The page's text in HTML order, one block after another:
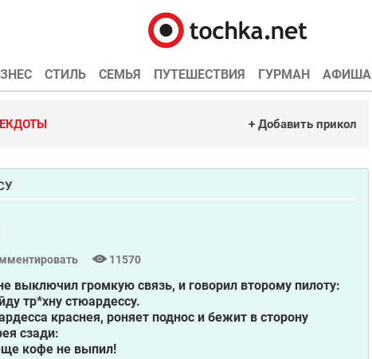
СТИЛЬ СЕМЬЯ ПУТЕШЕСТВИЯ ГУРМАН АФИША
+ Добавить прикол
11570
выключил громкую связь, и говорил второму пилоту:
тр*хну стюардессу.
краснея, роняет поднос и бежит в сторону
сзади:
кофе не выпил!